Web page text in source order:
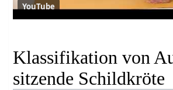
YouTube
Klassifikation von
sitzende Schildkröte